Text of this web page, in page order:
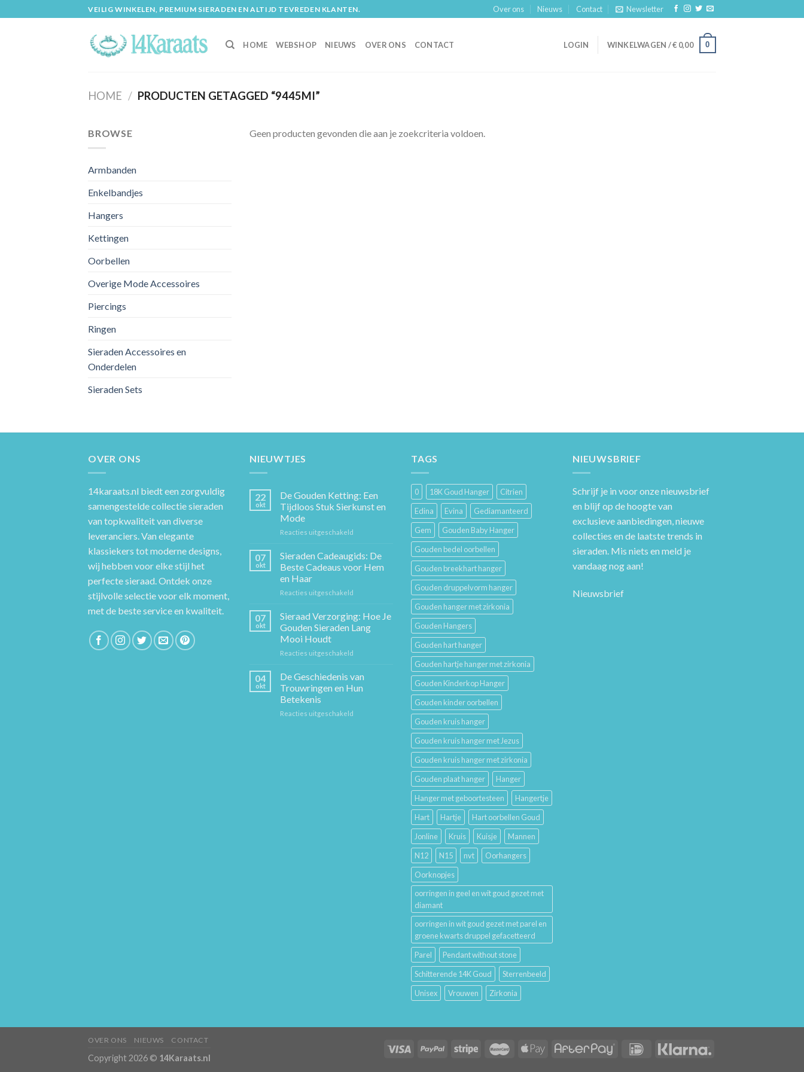
to
VEILIG WINKELEN, PREMIUM SIERADEN EN ALTIJD TEVREDEN KLANTEN. Over ons Nieuws Contact Newsletter
HOME WEBSHOP NIEUWS OVER ONS CONTACT LOGIN WINKELWAGEN /€ 0,00 0
HOME / PRODUCTEN GETAGGED “9445MI”
BROWSE
Armbanden
Enkelbandjes
Hangers
Kettingen
Oorbellen
Overige Mode Accessoires
Piercings
Ringen
Sieraden Accessoires en
Onderdelen
Sieraden Sets
Geen producten gevonden die aan je zoekcriteria voldoen.
OVER ONS
14karaats.nl biedt een zorgvuldig
samengestelde collectie sieraden
van topkwaliteit van diverse
leveranciers. Van elegante
klassiekers tot moderne designs,
wij hebben voor elke stijl het
perfecte sieraad. Ontdek onze
stijlvolle selectie voor elk moment,
met de beste service en kwaliteit.
NIEUWTJES
22
okt
De Gouden Ketting: Een
Tijdloos Stuk Sierkunst en
Mode
Reacties uitgeschakeld
Gouden
Een
Mode
07
okt
Sieraden Cadeaugids: De
Beste Cadeaus voor Hem
en Haar
Reacties uitgeschakeld
Cadeaugids:
De
Beste
07
okt
Sieraad Verzorging: Hoe Je
Gouden Sieraden Lang
Mooi Houdt
Reacties uitgeschakeld
Je
04
okt
De Geschiedenis van
Trouwringen en Hun
Betekenis
Reacties uitgeschakeld
TAGS
0 18K Goud Hanger
Citrien
Edina
Evina
Gediamanteerd
Gem
Gouden Baby Hanger
Gouden bedel oorbellen
Gouden breekhart hanger
Gouden druppelvorm hanger
Gouden hanger met zirkonia
Gouden Hangers
Gouden hart hanger
Gouden hartje hanger met zirkonia
Gouden Kinderkop Hanger
Gouden kinder oorbellen
Gouden kruis hanger
Gouden kruis hanger met Jezus
Gouden kruis hanger met zirkonia
Gouden plaat hanger
Hanger
Hanger met geboortesteen
Hangertje
Hart
Hartje
Hart oorbellen Goud
Jonline
Kruis Kuisje
Mannen
N12
N15 nvt
Oorhangers
Oorknopjes
oorringen in geel en wit goud gezet met
diamant
oorringen in wit goud gezet met parel en
groene kwarts druppel gefacetteerd
Parel
Pendant without stone
Schitterende 14K Goud
Sterrenbeeld
Unisex
Vrouwen Zirkonia
NIEUWSBRIEF
Schrijf je in voor onze nieuwsbrief
en blijf op de hoogte van
exclusieve aanbiedingen, nieuwe
collecties en de laatste trends in
sieraden. Mis niets en meld je
vandaag nog aan!
Nieuwsbrief
OVER ONS NIEUWS CONTACT
Copyright 2026 © 14Karaats.nl